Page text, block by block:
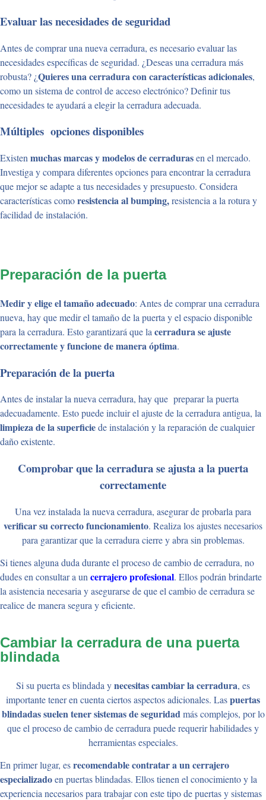
Evaluarlas necesidades de seguridad
Antes de comprar una nueva cerradura, es necesario evaluar las
necesidades específicas de seguridad. ¿Deseas una cerradura más
robusta? ¿Quieres una cerradura con características adicionales,
como un sistema de control de acceso electrónico? Definir tus
necesidades te ayudará a elegir la cerradura adecuada.
Múltiples opciones disponibles
Existen muchas marcas y modelos de cerradurasen el mercado.
Investiga y compara diferentes opciones para encontrar la cerradura
que mejor se adapte a tus necesidades y presupuesto. Considera
características comoresistencia al bumping,resistencia a la rotura y
facilidad de instalación.
Preparación de la puerta
Medir y elige el tamaño adecuado: Antes de comprar una cerradura
nueva, hay que medir el tamaño de la puerta y el espacio disponible
para la cerradura. Esto garantizará que la cerradura se ajuste
correctamente y funcione de manera óptima.
Preparación de la puerta
Antes de instalar la nueva cerradura, hay que preparar la puerta
adecuadamente. Esto puede incluir el ajuste de la cerradura antigua, la
limpieza de la superficiede instalación y la reparación de cualquier
daño existente.
Comprobar que la cerradura se ajusta a la puerta
correctamente
Una vez instalada la nueva cerradura, asegurar de probarla para
verificar su correcto funcionamiento. Realiza los ajustes necesarios
para garantizar que la cerradura cierre y abra sin problemas.
Si tienes alguna duda durante el proceso de cambio de cerradura, no
dudes en consultar a un cerrajero profesional. Ellos podrán brindarte
la asistencia necesaria y asegurarse de que el cambio de cerradura se
realice de manera segura y eficiente.
Cambiar la cerradura de una puerta
blindada
Si su puerta es blindada ynecesitas cambiar la cerradura, es
importante tener en cuenta ciertos aspectos adicionales. Laspuertas
blindadas suelen tener sistemas de seguridad más complejos, por lo
que el proceso de cambio de cerradura puede requerir habilidades y
herramientas especiales.
En primer lugar, esrecomendable contratar a un cerrajero
especializadoen puertas blindadas. Ellos tienen el conocimiento y la
experiencia necesarios para trabajar con este tipo de puertas y sistemas